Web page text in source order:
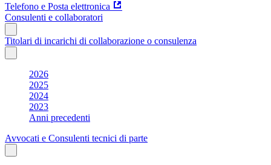
Telefono e Posta elettronica
Consulenti e collaboratori
Titolari di incarichi di collaborazione o consulenza
2026
2025
2024
2023
Anni precedenti
Avvocati e Consulenti tecnici di parte